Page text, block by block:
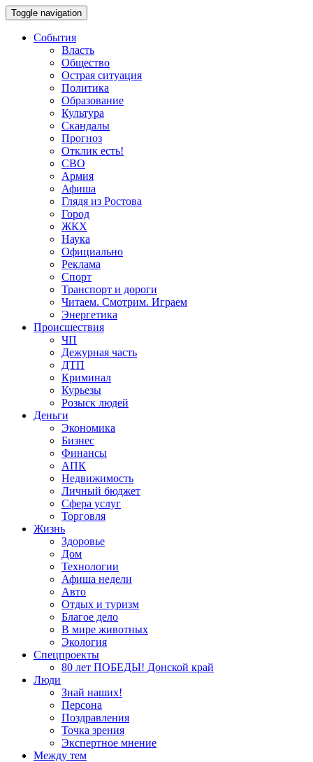
Toggle navigation
События
Власть
Общество
Острая ситуация
Политика
Образование
Культура
Скандалы
Прогноз
Отклик есть!
СВО
Армия
Афиша
Глядя из Ростова
Город
ЖКХ
Наука
Официально
Реклама
Спорт
Транспорт и дороги
Читаем. Смотрим. Играем
Энергетика
Происшествия
ЧП
Дежурная часть
ДТП
Криминал
Курьезы
Розыск людей
Деньги
Экономика
Бизнес
Финансы
АПК
Недвижимость
Личный бюджет
Сфера услуг
Торговля
Жизнь
Здоровье
Дом
Технологии
Афиша недели
Авто
Отдых и туризм
Благое дело
В мире животных
Экология
Спецпроекты
80 лет ПОБЕДЫ! Донской край
Люди
Знай наших!
Персона
Поздравления
Точка зрения
Экспертное мнение
Между тем